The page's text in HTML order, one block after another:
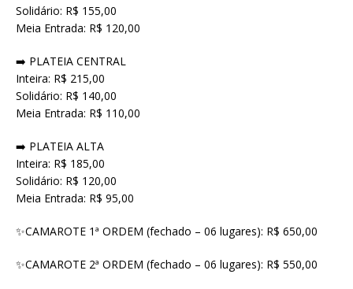
Solidário: R$ 155,00
Meia Entrada: R$ 120,00
➡️ PLATEIA CENTRAL
Inteira: R$ 215,00
Solidário: R$ 140,00
Meia Entrada: R$ 110,00
➡️ PLATEIA ALTA
Inteira: R$ 185,00
Solidário: R$ 120,00
Meia Entrada: R$ 95,00
✨CAMAROTE 1ª ORDEM (fechado – 06 lugares): R$ 650,00
✨CAMAROTE 2ª ORDEM (fechado – 06 lugares): R$ 550,00